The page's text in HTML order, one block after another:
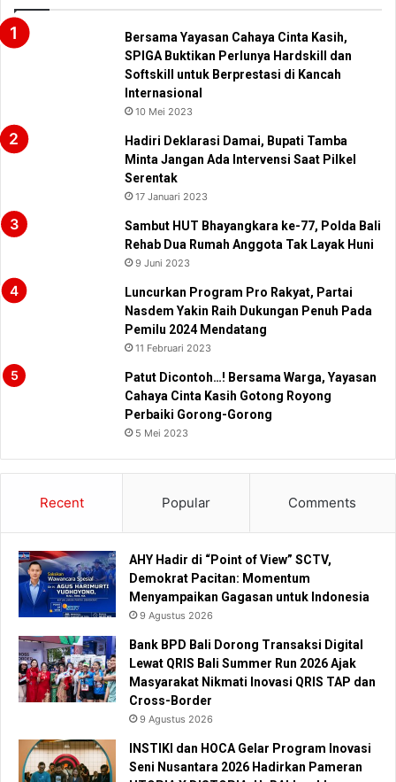
Bersama Yayasan Cahaya Cinta Kasih,
SPIGA Buktikan Perlunya Hardskill dan
Softskill untuk Berprestasi di Kancah
Internasional
10 Mei 2023
Hadiri Deklarasi Damai, Bupati Tamba
Minta Jangan Ada Intervensi Saat Pilkel
Serentak
17 Januari 2023
Sambut HUT Bhayangkara ke-77, Polda Bali
Rehab Dua Rumah Anggota Tak Layak Huni
9 Juni 2023
Luncurkan Program Pro Rakyat, Partai
Nasdem Yakin Raih Dukungan Penuh Pada
Pemilu 2024 Mendatang
11 Februari 2023
Patut Dicontoh…! Bersama Warga, Yayasan
Cahaya Cinta Kasih Gotong Royong
Perbaiki Gorong-Gorong
5 Mei 2023
Recent Popular Comments
AHY Hadir di “Point of View” SCTV,
Demokrat Pacitan: Momentum
Menyampaikan Gagasan untuk Indonesia
9 Agustus 2026
Bank BPD Bali Dorong Transaksi Digital
Lewat QRIS Bali Summer Run 2026 Ajak
Masyarakat Nikmati Inovasi QRIS TAP dan
Cross-Border
9 Agustus 2026
INSTIKI dan HOCA Gelar Program Inovasi
Seni Nusantara 2026 Hadirkan Pameran